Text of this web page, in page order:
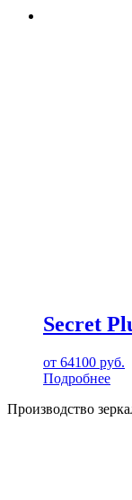
Secret
от 64100 руб.
Подробнее
Производство